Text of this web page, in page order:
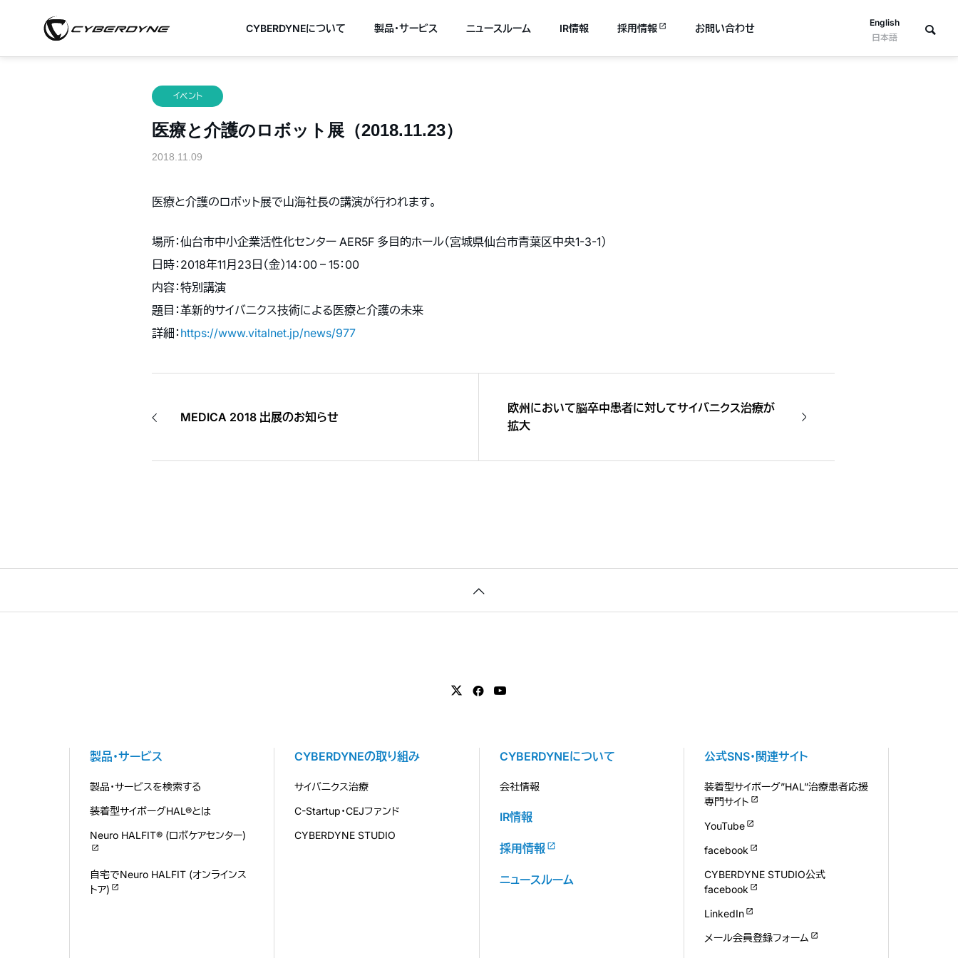
English
日本語
CYBERDYNEについて 製品・サービス ニュースルーム IR情報 採用情報 お問い合わせ
イベント
医療と介護のロボット展（2018.11.23）
2018.11.09
医療と介護のロボット展で山海社長の講演が行われます。
場所：仙台市中小企業活性化センター AER5F 多目的ホール（宮城県仙台市青葉区中央1-3-1）
日時：2018年11月23日（金）14：00 – 15：00
内容：特別講演
題目：革新的サイバニクス技術による医療と介護の未来
詳細： https://www.vitalnet.jp/news/977
MEDICA 2018 出展のお知らせ
欧州において脳卒中患者に対してサイバニクス治療が
拡大
製品・サービス
製品・サービスを検索する
装着型サイボーグHAL®とは
Neuro HALFIT® (ロボケアセンター)
自宅でNeuro HALFIT (オンラインス
トア)
CYBERDYNEの取り組み
サイバニクス治療
C-Startup・CEJファンド
CYBERDYNE STUDIO
CYBERDYNEについて
会社情報
IR情報
採用情報
ニュースルーム
公式SNS・関連サイト
装着型サイボーグ”HAL”治療患者応援
専門サイト
YouTube
facebook
CYBERDYNE STUDIO公式
facebook
LinkedIn
メール会員登録フォーム